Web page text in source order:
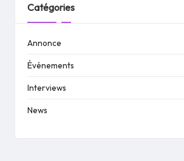
Catégories
Annonce
Événements
Interviews
News